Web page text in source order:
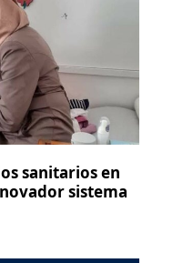
sanitarios en
sistema